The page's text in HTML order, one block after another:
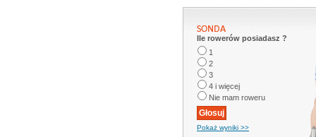
Ile rowerów posiadasz ?
1
2
3
4 i więcej
Nie mam roweru
Pokaż wyniki >>